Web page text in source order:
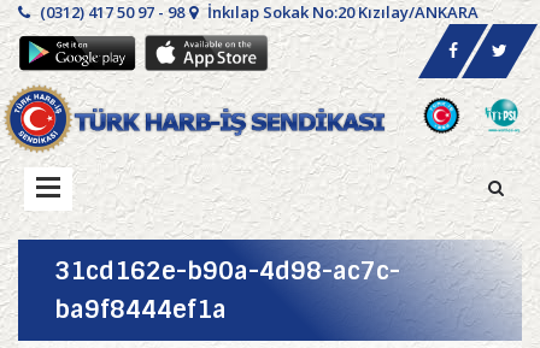
(0312) 417 50 97 - 98 İnkılap Sokak No:20 Kızılay/ANKARA
31cd162e-b90a-4d98-ac7c-
ba9f8444ef1a